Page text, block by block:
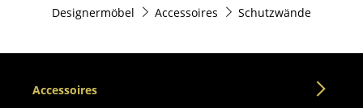
Loungesessel
Designermöbel Accessoires Schutzwände
Accessoires